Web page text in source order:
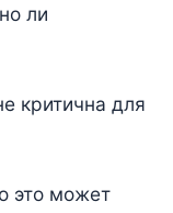
ли
критична для
это может